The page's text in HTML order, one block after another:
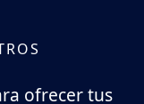
ofrecer tus